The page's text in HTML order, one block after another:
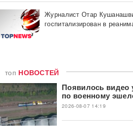
Журналист Отар
госпитализирован в
топ НОВОСТЕЙ
Появилось видео
по военному
2026-08-07 14:19